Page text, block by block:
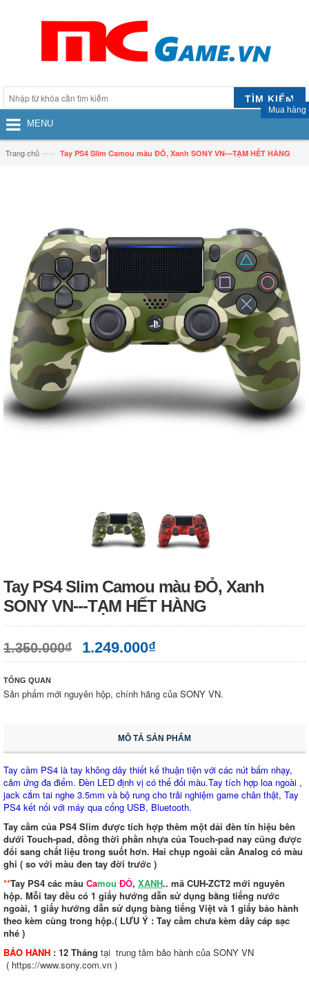
TÌM KIẾM
Mua hàng
MENU
Trang chủ —› Tay PS4 Slim Camou màu ĐỎ, Xanh SONY VN---TẠM HẾT HÀNG
Tay PS4 Slim Camou màu ĐỎ, Xanh
SONY VN---TẠM HẾT HÀNG
1.350.000₫ 1.249.000₫
TỔNG QUAN
Sản phẩm mới nguyên hộp, chính hãng của SONY VN.
MÔ TẢ SẢN PHẨM
Tay cầm PS4 là tay không dây thiết kế thuận tiện với các nút bấm nhạy,
cảm ứng đa điểm. Đèn LED định vị có thể đổi màu.Tay tích hợp loa ngoài ,
jack cắm tai nghe 3.5mm và bộ rung cho trải nghiệm game chân thật, Tay
PS4 kết nối với máy qua cổng USB, Bluetooth.
Tay cầm của PS4 Slim được tích hợp thêm một dải đèn tín hiệu bên
dưới Touch-pad, đồng thời phần nhựa của Touch-pad nay cũng được
đổi sang chất liệu trong suốt hơn. Hai chụp ngoài cần Analog có màu
ghi ( so với màu đen tay đời trước )
**Tay PS4 các màu Camou ĐỎ, XANH.. mã CUH-ZCT2 mới nguyên
hộp. Mỗi tay đều có 1 giấy hướng dẫn sử dụng bằng tiếng nước
ngoài, 1 giấy hướng dẫn sử dụng bàng tiếng Việt và 1 giấy bảo hành
theo kèm cùng trong hộp.( LƯU Ý : Tay cầm chưa kèm dây cáp sạc
nhé )
BẢO HÀNH : 12 Tháng tại trung tâm bảo hành của SONY VN
( https://www.sony.com.vn )